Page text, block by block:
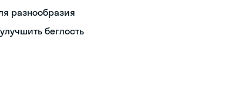
разнообразия
беглость